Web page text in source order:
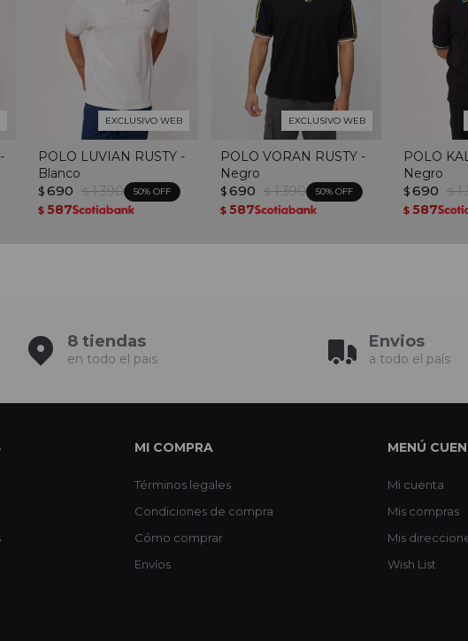
EXCLUSIVO WEB
POLO LUVIAN RUSTY -
Blanco
$ 690 $ 1.390 50
$ 587
EXCLUSIVO WEB
POLO VORAN RUSTY -
Negro
$ 690 $ 1.390 50
$ 587
POLO
Negro
$ 690 $
$ 587
8 tiendas
en todo el pais
Envios
a todo el país
MI COMPRA
Términos legales
Condiciones de compra
Cómo comprar
Envíos
MENÚ
Mi cuenta
Mis compras
Mis
Wish List